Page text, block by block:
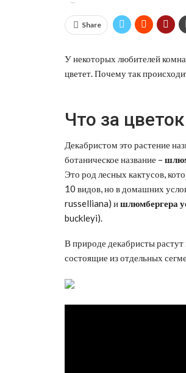
Share
У некоторых любителей
цветет. Почему так
Что за
Декабристом это растение
ботаническое название –
Это род лесных кактусов,
10 видов, но в домашних
russelliana) ишлюмбергера
buckleyi).
В природе декабристы растут
состоящие из отдельных